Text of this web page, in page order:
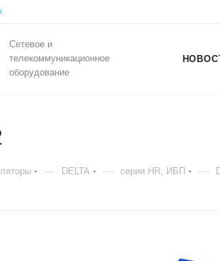
Сетевое и
телекоммуникационное
оборудование
— DELTA — серия HR, ИБП —